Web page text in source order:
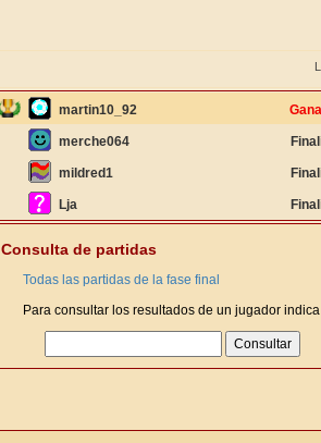
martin10_92
merche064
mildred1
Lja
Consulta de partidas
Todas las partidas de la fase final
Para consultar los resultados de un jugador